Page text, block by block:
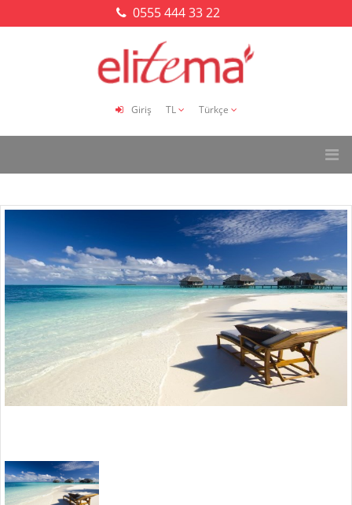
0555 444 33 22
Giriş TL Türkçe